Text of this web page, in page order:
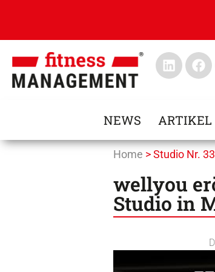
NEWS ARTIKEL
Home >Studio Nr. 33
wellyou
Studio in